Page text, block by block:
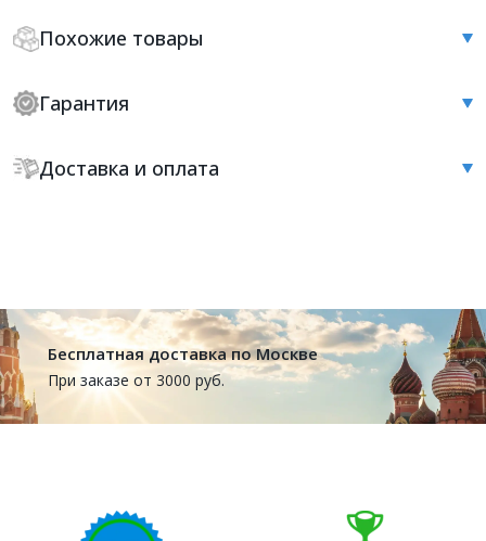
Похожие товары
Гарантия
Доставка и оплата
Бесплатная доставка по Москве
При заказе от 3000 руб.